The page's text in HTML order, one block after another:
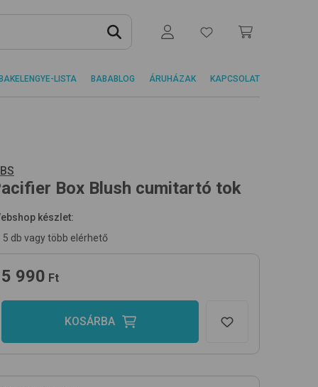
LISTA BABABLOG ÁRUHÁZAK KAPCSOLAT
Box Blush cumitartó tok
készlet:
5 db vagy több elérhető
5 990 Ft
KOSÁRBA